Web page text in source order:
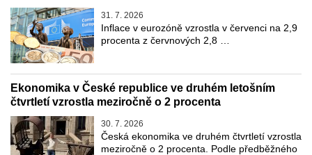
31. 7. 2026
Inflace v eurozóně vzrostla v červenci na 2,9
procenta z červnových 2,8 …
Ekonomika v České republice ve druhém letošním
čtvrtletí vzrostla meziročně o 2 procenta
30. 7. 2026
Česká ekonomika ve druhém čtvrtletí vzrostla
meziročně o 2 procenta. Podle předběžného